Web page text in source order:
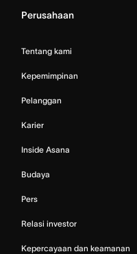
Perusahaan
Tentang kami
Kepemimpinan
Pelanggan
Karier
Inside Asana
Budaya
Pers
Relasi investor
Kepercayaan dan keamanan